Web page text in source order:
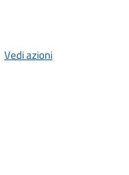
Vedi azioni